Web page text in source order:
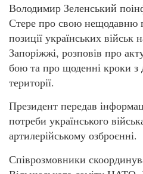
Володимир Зеленський
Стере про свою нещодавню
позиції українських військ
Запоріжжі, розповів про
бою та про щоденні кроки з
території.
Президент передав
потреби українського
артилерійському озброєнні.
Співрозмовники